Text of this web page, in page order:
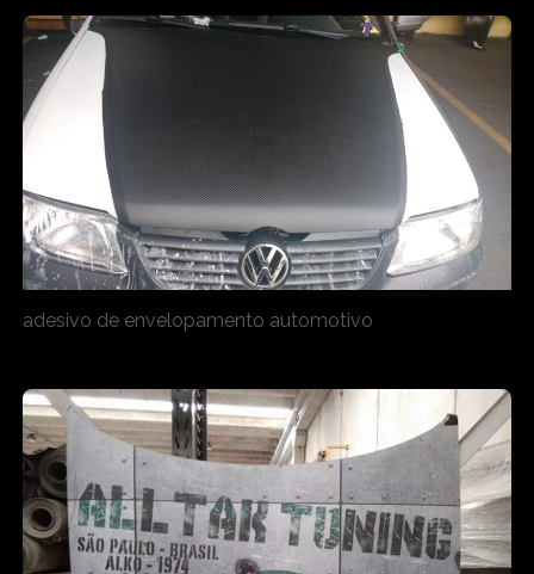
adesivo de envelopamento automotivo